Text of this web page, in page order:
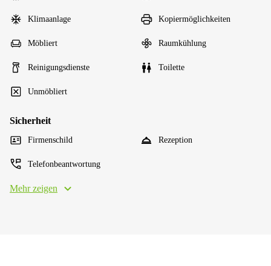
Klimaanlage Kopiermöglichkeiten
Möbliert Raumkühlung
Reinigungsdienste Toilette
Unmöbliert
Sicherheit
Firmenschild Rezeption
Telefonbeantwortung
Mehr zeigen